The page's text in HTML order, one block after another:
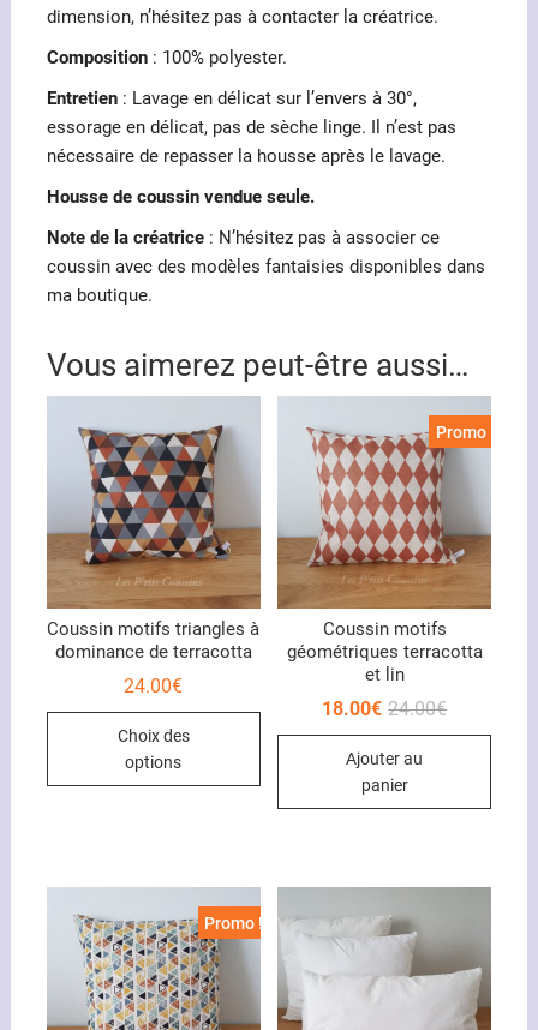
dimension, n’hésitez pas à contacter la créatrice.
Composition: 100% polyester.
Entretien: Lavage en délicat sur l’envers à 30°,
essorage en délicat, pas de sèche linge. Il n’est pas
nécessaire de repasser la housse après le lavage.
Housse de coussin vendue seule.
Note de la créatrice: N’hésitez pas à associer ce
coussin avec des modèles fantaisies disponibles dans
ma boutique.
Vous aimerez peut-être aussi…
Coussin motifs triangles à
dominance de terracotta
24.00€
Choix des
options
Ce
plusieurs
options
peuvent
choisies
sur
Promo !
Coussin motifs
géométriques terracotta
et lin
24.00€Le
initial
18.00€
Le
actuel
Ajouter au
panier
Promo !